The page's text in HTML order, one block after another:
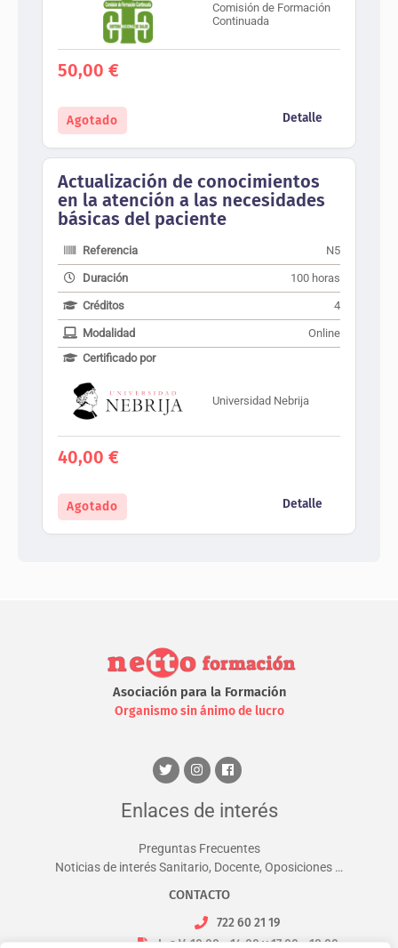
Comisión de Formación
Continuada
50,00 €
Agotado Detalle
Actualización de conocimientos
en la atención a las necesidades
básicas del paciente
Referencia N5
Duración 100 horas
Créditos 4
Modalidad
Online
Certificado por
Universidad Nebrija
40,00 €
Agotado Detalle
Asociación para la Formación
Organismo sin ánimo de lucro
Enlaces de interés
Preguntas Frecuentes
Noticias de interés Sanitario, Docente, Oposiciones …
CONTACTO
722 60 21 19
L. a V. 10:00 - 14:00 y 17:00 - 18:00